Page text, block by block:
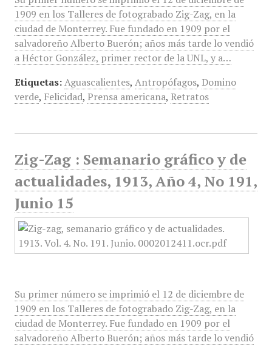
1909 en los Talleres de fotograbado Zig-Zag, en la
ciudad de Monterrey. Fue fundado en 1909 por el
salvadoreño Alberto Buerón; años más tarde lo vendió
a Héctor González, primer rector de la UNL, y a…
Etiquetas: Aguascalientes, Antropófagos, Domino
verde, Felicidad, Prensa americana, Retratos
Zig-Zag : Semanario gráfico y de
actualidades, 1913, Año 4, No 191,
Junio 15
Su primer número se imprimió el 12 de diciembre de
1909 en los Talleres de fotograbado Zig-Zag, en la
ciudad de Monterrey. Fue fundado en 1909 por el
salvadoreño Alberto Buerón; años más tarde lo vendió